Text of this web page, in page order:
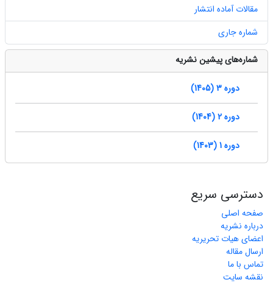
مقالات آماده انتشار
شماره جاری
شماره‌های پیشین نشریه
دوره 3 (1405)
دوره 2 (1404)
دوره 1 (1403)
دسترسی سریع
صفحه اصلی
درباره نشریه
اعضای هیات تحریریه
ارسال مقاله
تماس با ما
نقشه سایت